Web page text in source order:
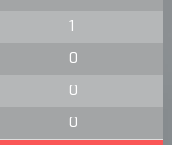
1
0
0
0